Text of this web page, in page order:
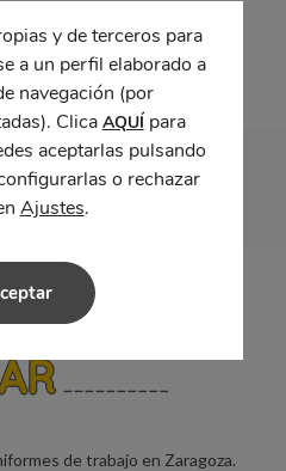
visibilidad
de trabajo en Zaragoza.
y de terceros para
a un perfil elaborado a
navegación (por
Clica AQUÍpara
aceptarlas pulsando
o rechazar
Ajustes.